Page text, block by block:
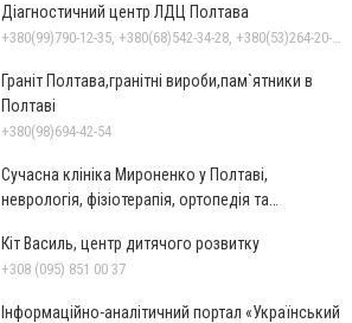
Діагностичний центр ЛДЦ Полтава
Граніт Полтава,гранітні вироби,пам`ятники в
Полтаві
+380(98)694-42-54
Сучасна клініка Мироненко у Полтаві,
неврологія, фізіотерапія, ортопедія та
Кіт Василь, центр дитячого розвитку
+308 (095) 851 00 37
Інформаційно-аналітичний портал «Український